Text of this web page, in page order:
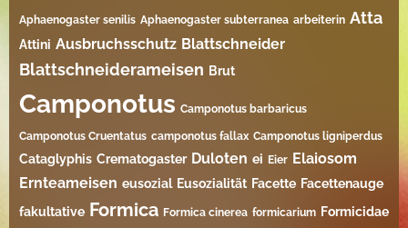
Aphaenogaster senilis Aphaenogaster subterranea arbeiterin Atta
Attini Ausbruchsschutz Blattschneider
Blattschneiderameisen Brut
Camponotus Camponotus barbaricus
Camponotus Cruentatus camponotus fallax Camponotus ligniperdus
Cataglyphis Crematogaster Duloten ei Eier Elaiosom
Ernteameisen eusozial Eusozialität Facette Facettenauge
fakultative Formica Formica cinerea formicarium Formicidae